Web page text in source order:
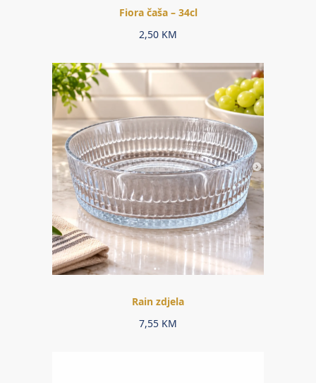
Fiora čaša – 34cl
2,50 KM
Rain zdjela
7,55 KM